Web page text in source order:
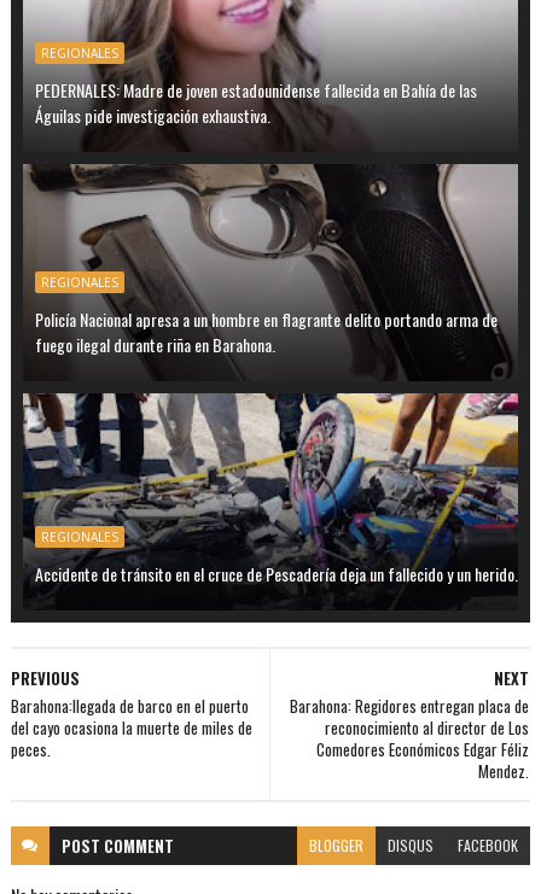
REGIONALES
PEDERNALES: Madre de joven estadounidense fallecida en Bahía de las
Águilas pide investigación exhaustiva.
REGIONALES
Policía Nacional apresa a un hombre en flagrante delito portando arma de
fuego ilegal durante riña en Barahona.
REGIONALES
Accidente de tránsito en el cruce de Pescadería deja un fallecido y un herido.
NEXT
Barahona: Regidores entregan placa de
reconocimiento al director de Los
Comedores Económicos Edgar Féliz
Mendez.
PREVIOUS
Barahona:llegada de barco en el puerto
del cayo ocasiona la muerte de miles de
peces.
POST COMMENT BLOGGER DISQUS FACEBOOK